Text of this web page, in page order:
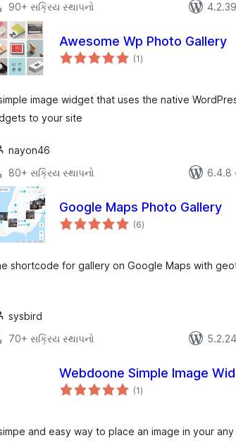
90+ સક્રિય સ્થાપનો
Awesome Wp Photo Gallery
(1કુલ
રેટિંગ્સ
)
image widget that uses the native
to your site
nayon46
80+ સક્રિય સ્થાપનો
6.4.8
Google Maps Photo Gallery
(6કુલ
રેટિંગ્સ
)
shortcode for gallery on Google Maps with
sysbird
70+ સક્રિય સ્થાપનો
Webdoone Simple Image
(1કુલ
રેટિંગ્સ
)
and easy way to place an image in your